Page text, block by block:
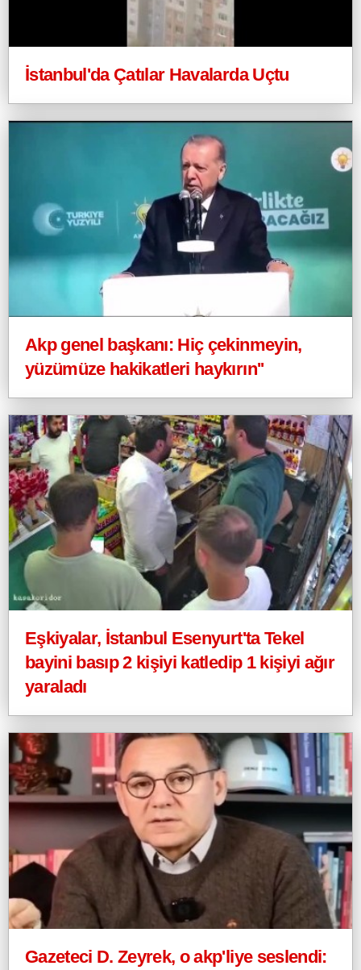
İstanbul'da Çatılar Havalarda Uçtu
Akp genel başkanı: Hiç çekinmeyin,
yüzümüze hakikatleri haykırın''
Eşkiyalar, İstanbul Esenyurt'ta Tekel
bayini basıp 2 kişiyi katledip 1 kişiyi ağır
yaraladı
Gazeteci D. Zeyrek, o akp'liye seslendi: